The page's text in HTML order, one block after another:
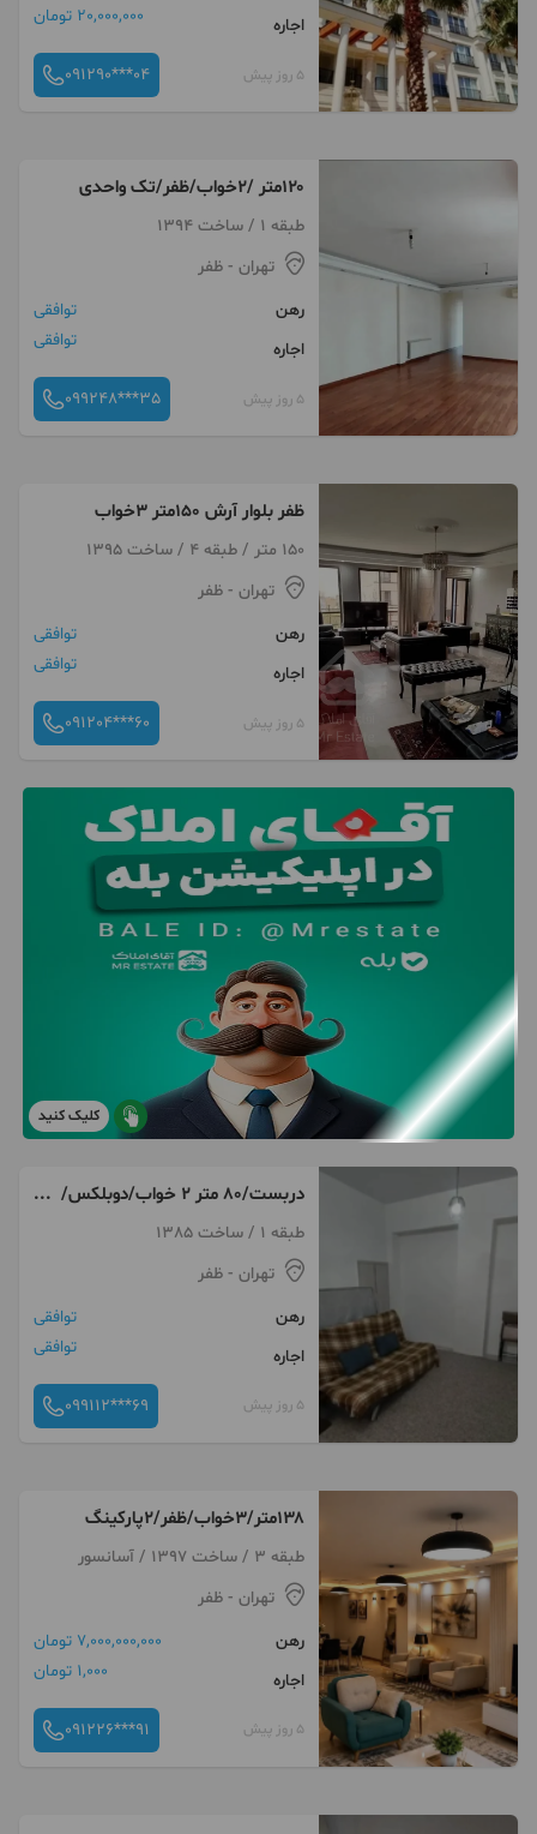
اجاره
20,000,000 تومان
5 روز پیش 091290***04
۱۲۰متر /۲خواب/ظفر/تک واحدی
طبقه 1 / ساخت 1394
تهران - ظفر
رهن
توافقی
اجاره
توافقی
5 روز پیش 099248***35
ظفر بلوار آرش 150متر 3خواب
150 متر / طبقه 4 / ساخت 1395
تهران - ظفر
رهن
توافقی
اجاره
توافقی
5 روز پیش 091204***60
کلیک کنید
دربست/۸۰ متر ۲ خواب/دوبلکس/
خوش نقشه
طبقه 1 / ساخت 1385
تهران - ظفر
رهن
توافقی
اجاره
توافقی
5 روز پیش 099112***69
۱۳۸متر/۳خواب/ظفر/۲پارکینگ
طبقه 3 / ساخت 1397 / آسانسور
تهران - ظفر
رهن
7,000,000,000 تومان
اجاره
1,000 تومان
5 روز پیش 091226***91